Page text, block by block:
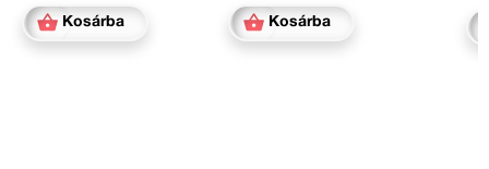
Kosárba Kosárba